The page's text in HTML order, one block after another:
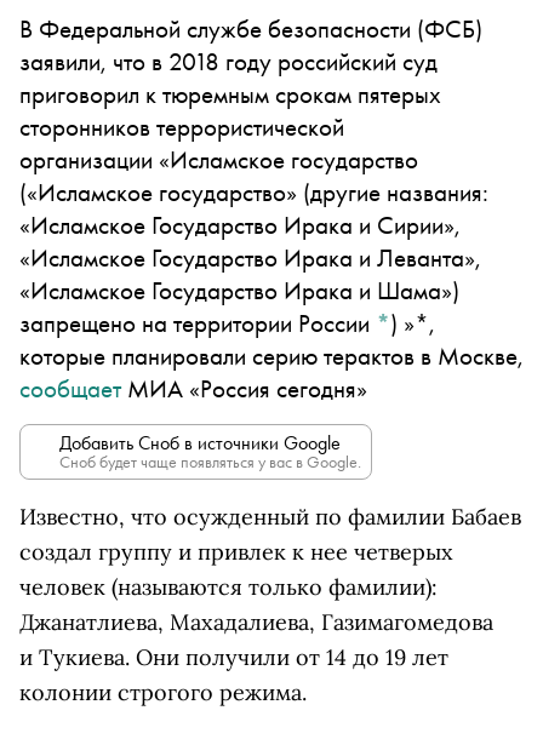
В Федеральной службе безопасности (ФСБ)
заявили, что в 2018 году российский суд
приговорил к тюремным срокам пятерых
сторонников террористической
организации «Исламское государство
(«Исламское государство» (другие названия:
«Исламское Государство Ирака и Сирии»,
«Исламское Государство Ирака и Леванта»,
«Исламское Государство Ирака и Шама»)
запрещено на территории России *) »*,
которые планировали серию терактов в Москве,
сообщаетМИА «Россия сегодня»
Добавить Сноб в источники Google
Сноб будет чаще появляться у вас в Google.
Известно, что осужденный по фамилии Бабаев
создал группу и привлек к нее четверых
человек (называются только фамилии):
Джанатлиева, Махадалиева, Газимагомедова
и Тукиева. Они получили от 14 до 19 лет
колонии строгого режима.